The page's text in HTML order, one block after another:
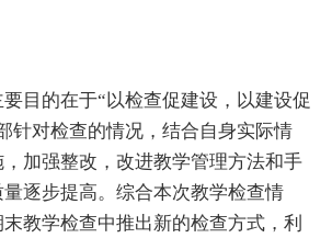
的在于“以检查促建设，以建设促
针对检查的情况，结合自身实际情
加强整改，改进教学管理方法和手
逐步提高。综合本次教学检查情
教学检查中推出新的检查方式，利